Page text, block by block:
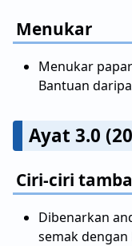
Menukar
Menukar
Bantuan
Ayat 3.0
Ciri-ciri
Dibenarkan
semak dengan